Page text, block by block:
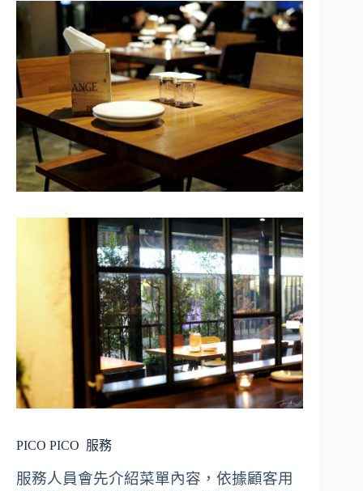
PICO PICO 服務
服務人員會先介紹菜單內容，依據顧客用